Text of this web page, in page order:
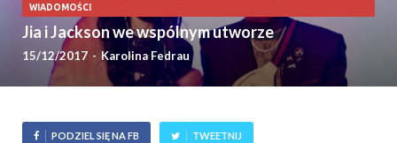
WIADOMOŚCI
Jia i Jackson we wspólnym utworze
15/12/2017 - Karolina Fedrau
PODZIEL SIĘ NA FB TWEETNIJ